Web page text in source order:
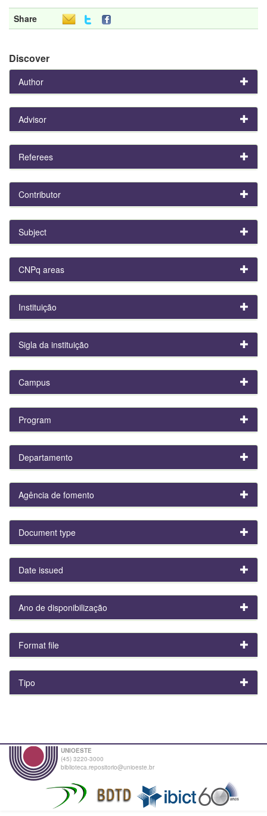
Share
Discover
Author
Advisor
Referees
Contributor
Subject
CNPq areas
Instituição
Sigla da instituição
Campus
Program
Departamento
Agência de fomento
Document type
Date issued
Ano de disponibilização
Format file
Tipo
UNIOESTE
(45) 3220-3000
biblioteca.repositorio@unioeste.br